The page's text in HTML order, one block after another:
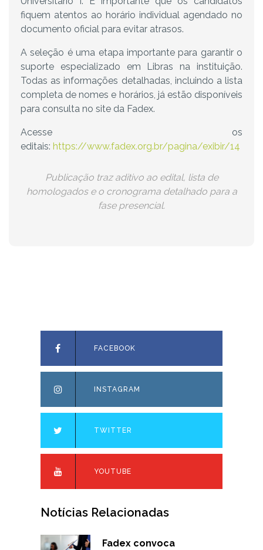
fiquem atentos ao horário individual agendado no
documento oficial para evitar atrasos.
A seleção é uma etapa importante para garantir o
suporte especializado em Libras na instituição.
Todas as informações detalhadas, incluindo a lista
completa de nomes e horários, já estão disponíveis
para consulta no site da Fadex.
Acesse os
editais: https://www.fadex.org.br/pagina/exibir/14
Publicação traz aditivo ao edital, lista de
homologados e o cronograma detalhado para a
fase presencial.
FACEBOOK
INSTAGRAM
TWITTER
YOUTUBE
Notícias Relacionadas
Fadex convoca